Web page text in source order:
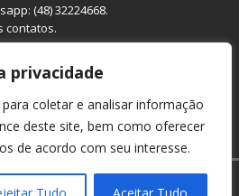
privacidade
coletar e analisar informação
deste site, bem como oferecer
de acordo com seu interesse.
(48) 32224668.
contatos.
© 2023 Sintrajusc.